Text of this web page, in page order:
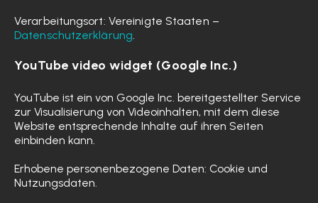
Verarbeitungsort: Vereinigte Staaten –
Datenschutzerklärung
YouTube video widget (Google Inc.)
YouTube ist ein von Google Inc. bereitgestellter Service
zur Visualisierung von Videoinhalten, mit dem diese
Website entsprechende Inhalte auf ihren Seiten
einbinden kann.
Erhobene personenbezogene Daten: Cookie und
Nutzungsdaten.